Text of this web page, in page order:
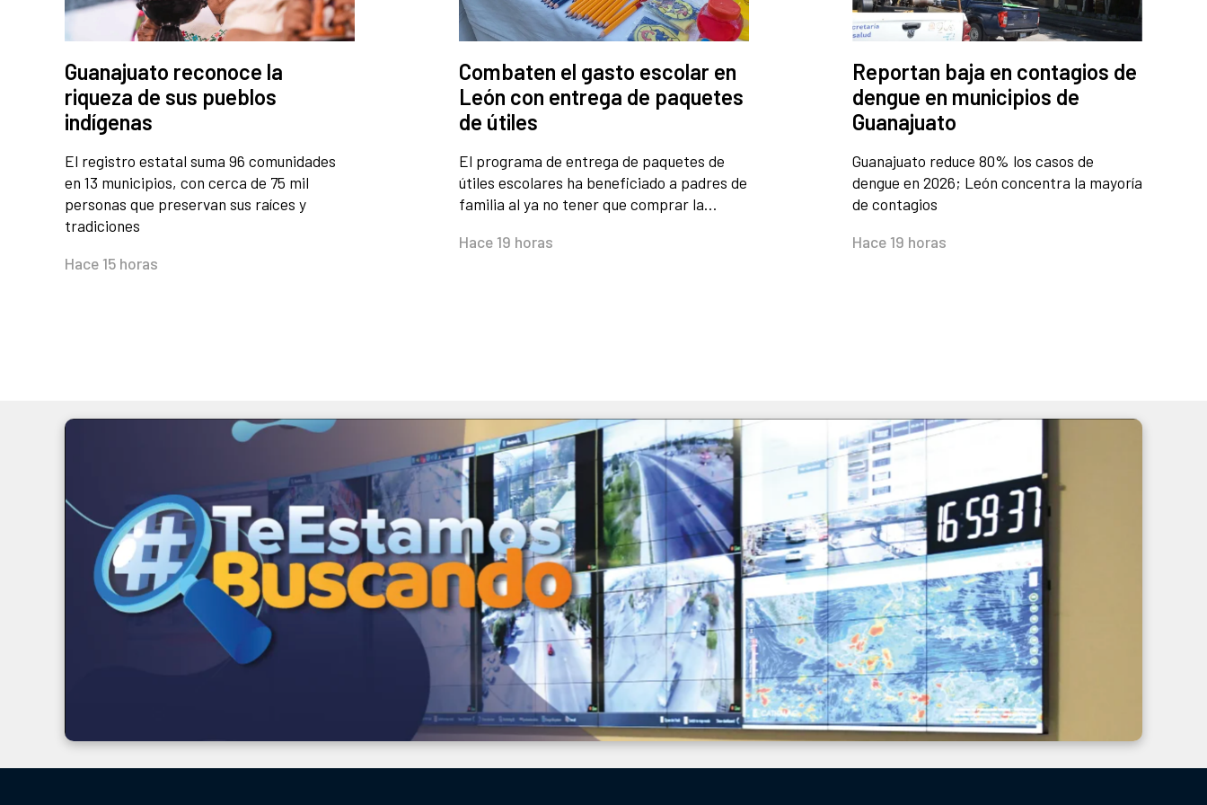
Guanajuato reconoce la
riqueza de sus pueblos
indígenas
El registro estatal suma 96 comunidades
en 13 municipios, con cerca de 75 mil
personas que preservan sus raíces y
tradiciones
Hace 15 horas
Combaten el gasto escolar en
León con entrega de paquetes
de útiles
El programa de entrega de paquetes de
útiles escolares ha beneficiado a padres de
familia al ya no tener que comprar la…
Hace 19 horas
Reportan baja en contagios de
dengue en municipios de
Guanajuato
Guanajuato reduce 80% los casos de
dengue en 2026; León concentra la mayoría
de contagios
Hace 19 horas